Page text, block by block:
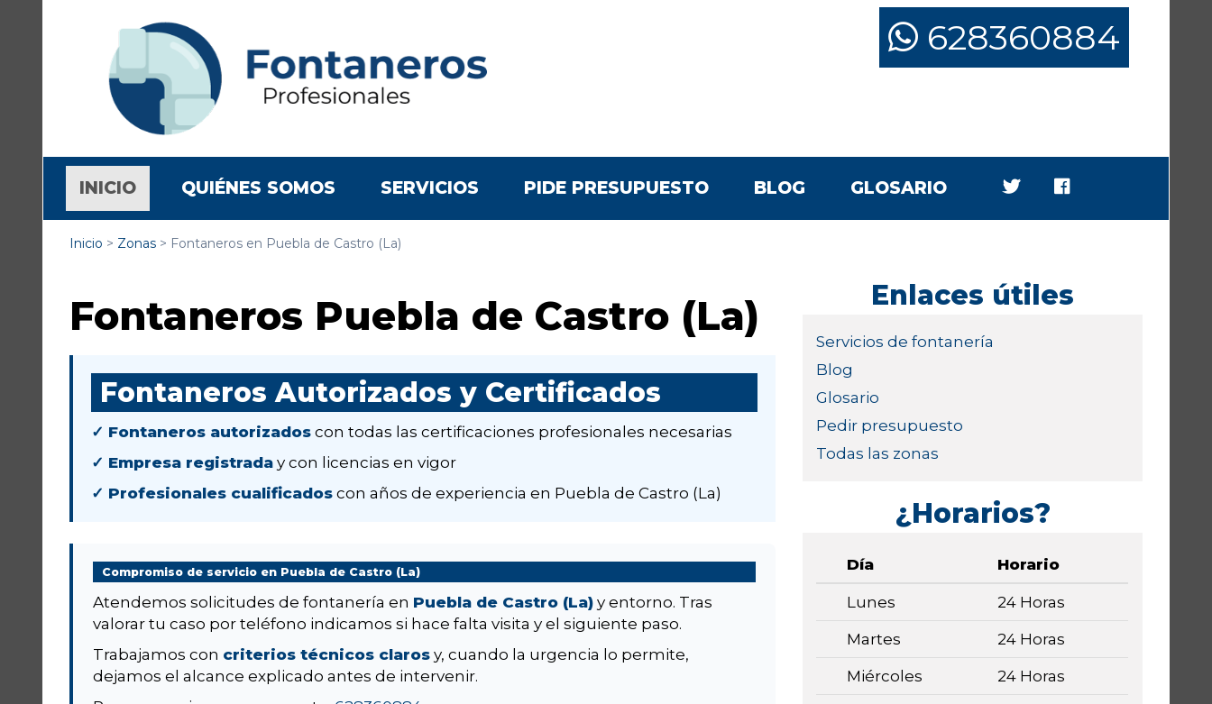
628360884
INICIO(CURRENT)
QUIÉNES SOMOS SERVICIOS PIDE PRESUPUESTO BLOG GLOSARIO
Inicio > Zonas > Fontaneros en Puebla de Castro (La)
Fontaneros Puebla de Castro (La)
Fontaneros Autorizados y Certificados
✓ Fontaneros autorizados con todas las certificaciones profesionales necesarias
✓ Empresa registrada y con licencias en vigor
✓ Profesionales cualificados con años de experiencia en Puebla de Castro (La)
Compromiso de servicio en Puebla de Castro (La)
Atendemos solicitudes de fontanería en Puebla de Castro (La) y entorno. Tras
valorar tu caso por teléfono indicamos si hace falta visita y el siguiente paso.
Trabajamos con criterios técnicos claros y, cuando la urgencia lo permite,
dejamos el alcance explicado antes de intervenir.
Enlaces útiles
Servicios de fontanería
Blog
Glosario
Pedir presupuesto
Todas las zonas
¿Horarios?
Día Horario
Lunes 24 Horas
Martes 24 Horas
Miércoles 24 Horas